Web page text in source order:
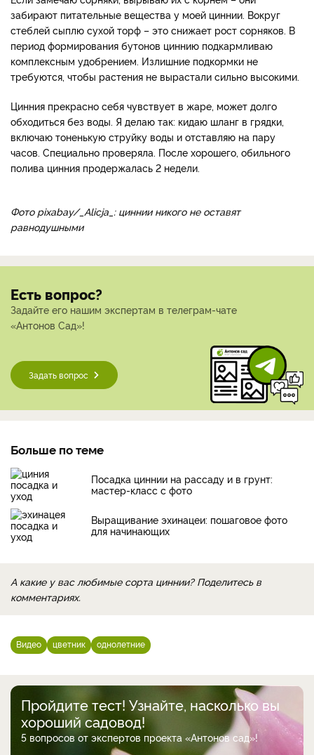
забирают питательные вещества у моей циннии. Вокруг
стеблей сыплю сухой торф – это снижает рост сорняков. В
период формирования бутонов циннию подкармливаю
комплексным удобрением. Излишние подкормки не
требуются, чтобы растения не вырастали сильно высокими.
Цинния прекрасно себя чувствует в жаре, может долго
обходиться без воды. Я делаю так: кидаю шланг в грядки,
включаю тоненькую струйку воды и отставляю на пару
часов. Специально проверяла. После хорошего, обильного
полива цинния продержалась 2 недели.
Фото pixabay/_Alicja_: циннии никого не оставят
равнодушными
Есть вопрос?
Задайте его нашим экспертам в телеграм-чате
«Антонов Сад»!
Задать вопрос
Больше по теме
Посадка циннии на рассаду и в грунт:
мастер-класс с фото
Выращивание эхинацеи: пошаговое фото
для начинающих
А какие у вас любимые сорта циннии? Поделитесь в
комментариях.
Видео цветник однолетние
Пройдите тест! Узнайте, насколько вы
хороший садовод!
5 вопросов от экспертов проекта «Антонов сад»!